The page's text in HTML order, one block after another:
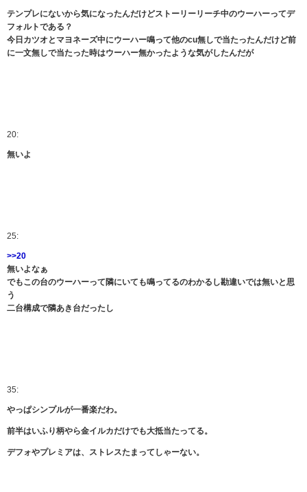
テンプレにないから気になったんだけどストーリーリーチ中のウーハーってデ
フォルトである？
今日カツオとマヨネーズ中にウーハー鳴って他のcu無しで当たったんだけど前
に一文無しで当たった時はウーハー無かったような気がしたんだが
20:
無いよ
25:
>>20
無いよなぁ
でもこの台のウーハーって隣にいても鳴ってるのわかるし勘違いでは無いと思
う
二台構成で隣あき台だったし
35:
やっぱシンプルが一番楽だわ。
前半はいふり柄やら金イルカだけでも大抵当たってる。
デフォやプレミアは、ストレスたまってしゃーない。